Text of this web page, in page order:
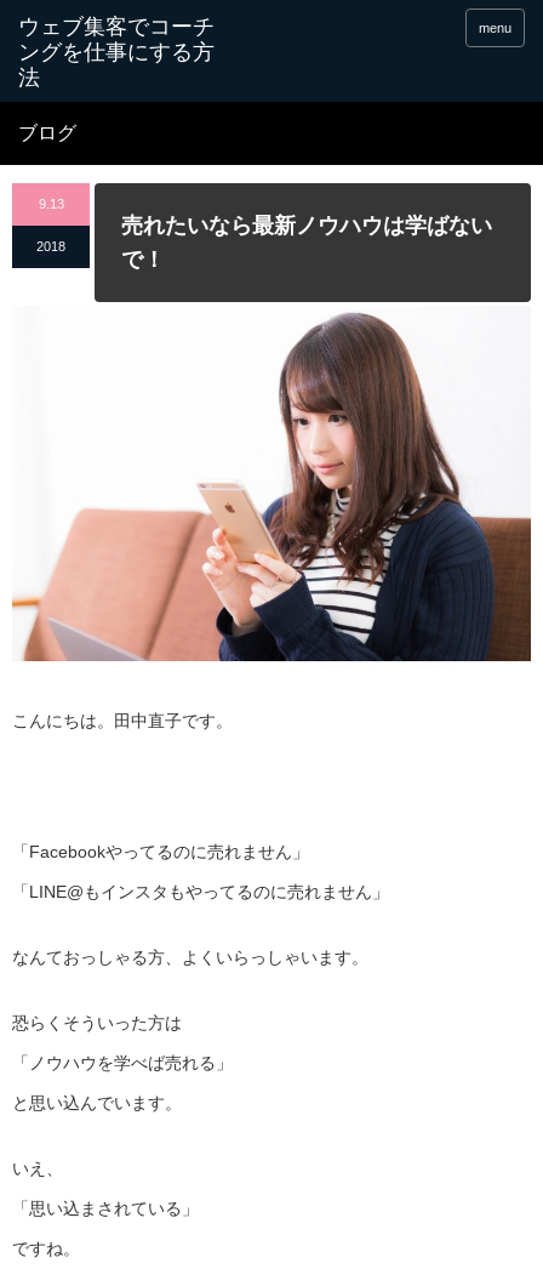
menu
ブログ
9.13
2018
売れたいなら最新ノウハウは学ばない
で！
こんにちは。田中直子です。
「Facebookやってるのに売れません」
「LINE@もインスタもやってるのに売れません」
なんておっしゃる方、よくいらっしゃいます。
恐らくそういった方は
「ノウハウを学べば売れる」
と思い込んでいます。
いえ、
「思い込まされている」
ですね。